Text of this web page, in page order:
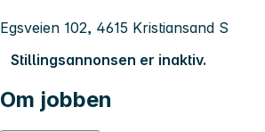
Egsveien 102, 4615 Kristiansand S
Stillingsannonsen er inaktiv.
Om jobben